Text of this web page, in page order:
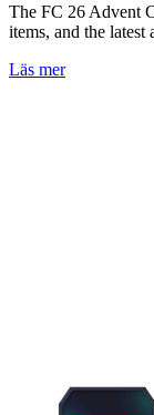
The FC 26 Advent
items, and the latest
Läs mer